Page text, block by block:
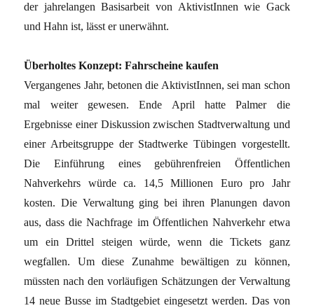
der jahrelangen Basisarbeit von AktivistInnen wie Gack
und Hahn ist, lässt er unerwähnt.
Überholtes Konzept: Fahrscheine kaufen
Vergangenes Jahr, betonen die AktivistInnen, sei man schon
mal weiter gewesen. Ende April hatte Palmer die
Ergebnisse einer Diskussion zwischen Stadtverwaltung und
einer Arbeitsgruppe der Stadtwerke Tübingen vorgestellt.
Die Einführung eines gebührenfreien Öffentlichen
Nahverkehrs würde ca. 14,5 Millionen Euro pro Jahr
kosten. Die Verwaltung ging bei ihren Planungen davon
aus, dass die Nachfrage im Öffentlichen Nahverkehr etwa
um ein Drittel steigen würde, wenn die Tickets ganz
wegfallen. Um diese Zunahme bewältigen zu können,
müssten nach den vorläufigen Schätzungen der Verwaltung
14 neue Busse im Stadtgebiet eingesetzt werden. Das von